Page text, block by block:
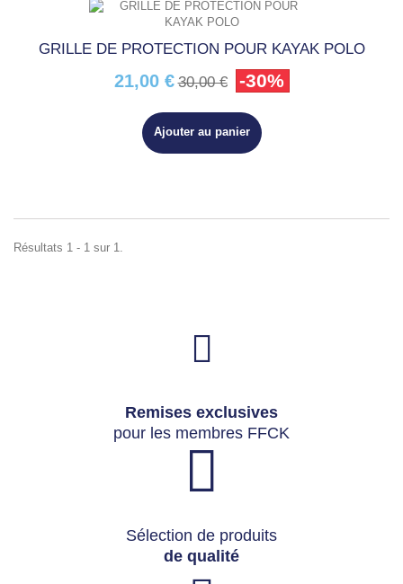
GRILLE DE PROTECTION POUR KAYAK POLO
21,00 € 30,00 € -30%
Ajouter au panier
Résultats 1 - 1 sur 1.
Remises exclusives
pour les membres FFCK
Sélection de produits
de qualité